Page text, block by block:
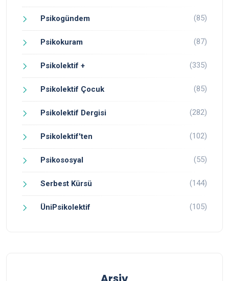
Psikogündem (85)
Psikokuram (87)
Psikolektif + (335)
Psikolektif Çocuk (85)
Psikolektif Dergisi (282)
Psikolektif'ten (102)
Psikososyal (55)
Serbest Kürsü (144)
ÜniPsikolektif (105)